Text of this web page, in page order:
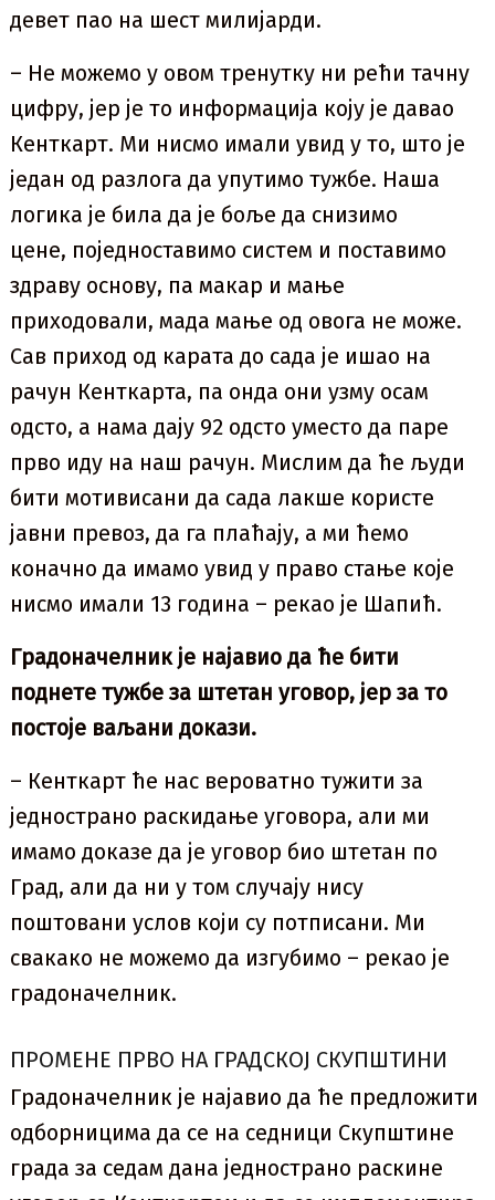
девет пао на шест милијарди.
– Не можемо у овом тренутку ни рећи тачну
цифру, јер је то информација коју је давао
Кенткарт. Ми нисмо имали увид у то, што је
један од разлога да упутимо тужбе. Наша
логика је била да је боље да снизимо
цене, поједноставимо систем и поставимо
здраву основу, па макар и мање
приходовали, мада мање од овога не може.
Сав приход од карата до сада је ишао на
рачун Кенткарта, па онда они узму осам
одсто, а нама дају 92 одсто уместо да паре
прво иду на наш рачун. Мислим да ће људи
бити мотивисани да сада лакше користе
јавни превоз, да га плаћају, а ми ћемо
коначно да имамо увид у право стање које
нисмо имали 13 година – рекао је Шапић.
Градоначелник је најавио да ће бити
поднете тужбе за штетан уговор, јер за то
постоје ваљани докази.
– Кенткарт ће нас вероватно тужити за
једнострано раскидање уговора, али ми
имамо доказе да је уговор био штетан по
Град, али да ни у том случају нису
поштовани услов који су потписани. Ми
свакако не можемо да изгубимо – рекао је
градоначелник.
ПРОМЕНЕ ПРВО НА ГРАДСКОЈ СКУПШТИНИ
Градоначелник је најавио да ће предложити
одборницима да се на седници Скупштине
града за седам дана једнострано раскине